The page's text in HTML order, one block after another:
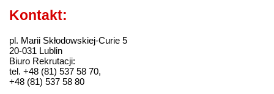
Kontakt:
pl. Marii Skłodowskiej-Curie 5
20-031 Lublin
Biuro Rekrutacji:
tel. +48 (81) 537 58 70,
+48 (81) 537 58 80